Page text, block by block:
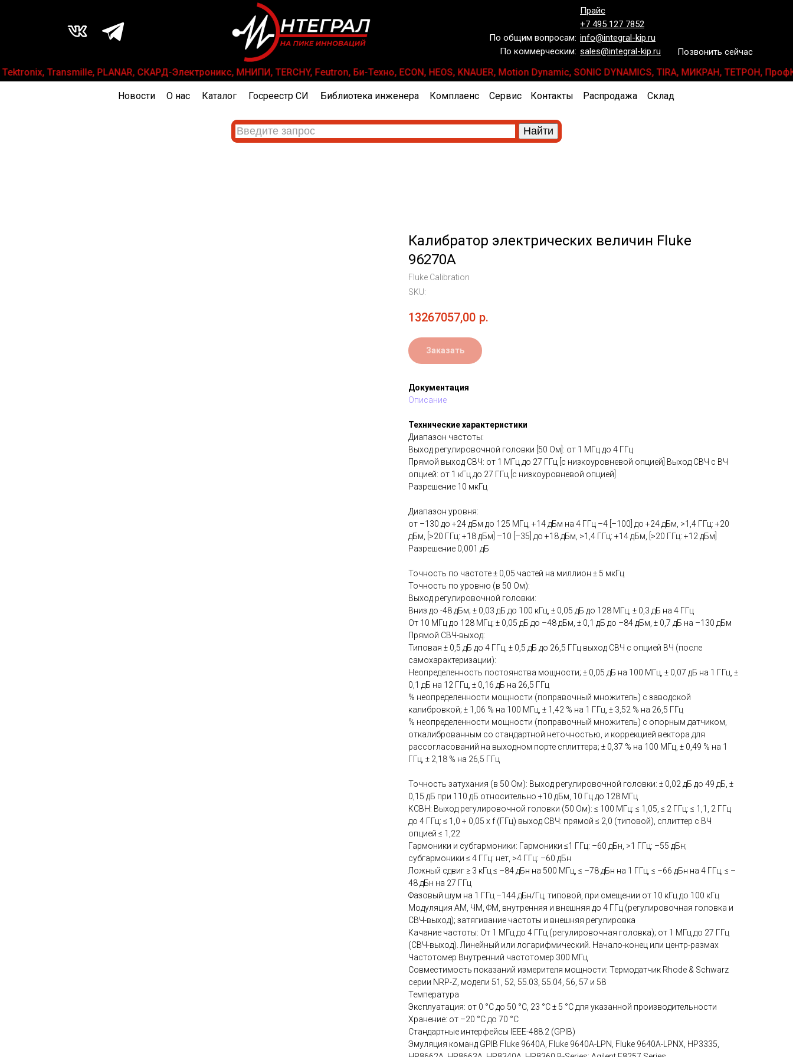
Прайс
+7 495 127 7852
info@integral-kip.ru
sales@integral-kip.ru
По общим вопросам:
По коммерческим:
Позвонить сейчас
Transmille, PLANAR, СКАРД-Электроникс, МНИПИ, TERCHY, Feutron, Би-Техно, ECON, HEOS, KNAUER, Motion Dynamic, SONIC DYNAMICS, TIRA, МИКРАН, ТЕТРОН, ПрофКиП,
Каталог
О нас Контакты
Госреестр СИ Библиотека инженера Комплаенс
Новости Сервис Распродажа Склад
Калибратор электрических величин Fluke
96270A
Fluke Calibration
SKU:
13267057,00 р.
Заказать
Документация
Описание
Технические характеристики
Диапазон частоты:
Выход регулировочной головки [50 Ом]: от 1 МГц до 4 ГГц
Прямой выход СВЧ: от 1 МГц до 27 ГГц [с низкоуровневой опцией] Выход СВЧ с ВЧ
опцией: от 1 кГц до 27 ГГц [с низкоуровневой опцией]
Разрешение 10 мкГц
Диапазон уровня:
от –130 до +24 дБм до 125 МГц, +14 дБм на 4 ГГц –4 [–100] до +24 дБм, >1,4 ГГц: +20
дБм, [>20 ГГц: +18 дБм] –10 [–35] до +18 дБм, >1,4 ГГц: +14 дБм, [>20 ГГц: +12 дБм]
Разрешение 0,001 дБ
Точность по частоте ± 0,05 частей на миллион ± 5 мкГц
Точность по уровню (в 50 Ом):
Выход регулировочной головки:
Вниз до -48 дБм; ± 0,03 дБ до 100 кГц, ± 0,05 дБ до 128 МГц, ± 0,3 дБ на 4 ГГц
От 10 МГц до 128 МГц; ± 0,05 дБ до –48 дБм, ± 0,1 дБ до –84 дБм, ± 0,7 дБ на –130 дБм
Прямой СВЧ-выход:
Типовая ± 0,5 дБ до 4 ГГц, ± 0,5 дБ до 26,5 ГГц выход СВЧ с опцией ВЧ (после
самохарактеризации):
Неопределенность постоянства мощности; ± 0,05 дБ на 100 МГц, ± 0,07 дБ на 1 ГГц, ±
0,1 дБ на 12 ГГц, ± 0,16 дБ на 26,5 ГГц
% неопределенности мощности (поправочный множитель) с заводской
калибровкой; ± 1,06 % на 100 МГц, ± 1,42 % на 1 ГГц, ± 3,52 % на 26,5 ГГц
% неопределенности мощности (поправочный множитель) с опорным датчиком,
откалиброванным со стандартной неточностью, и коррекцией вектора для
рассогласований на выходном порте сплиттера; ± 0,37 % на 100 МГц, ± 0,49 % на 1
ГГц, ± 2,18 % на 26,5 ГГц
Точность затухания (в 50 Ом): Выход регулировочной головки: ± 0,02 дБ до 49 дБ, ±
0,15 дБ при 110 дБ относительно +10 дБм, 10 Гц до 128 МГц
КСВН: Выход регулировочной головки (50 Ом): ≤ 100 МГц: ≤ 1,05, ≤ 2 ГГц: ≤ 1,1, 2 ГГц
до 4 ГГц: ≤ 1,0 + 0,05 x f (ГГц) выход СВЧ: прямой ≤ 2,0 (типовой), сплиттер с ВЧ
опцией ≤ 1,22
Гармоники и субгармоники: Гармоники ≤1 ГГц: –60 дБн, >1 ГГц: –55 дБн;
субгармоники ≤ 4 ГГц: нет, >4 ГГц: –60 дБн
Ложный сдвиг ≥ 3 кГц ≤ –84 дБн на 500 МГц, ≤ –78 дБн на 1 ГГц, ≤ –66 дБн на 4 ГГц, ≤ –
48 дБн на 27 ГГц
Фазовый шум на 1 ГГц –144 дБн/Гц, типовой, при смещении от 10 кГц до 100 кГц
Модуляция АМ, ЧМ, ФМ, внутренняя и внешняя до 4 ГГц (регулировочная головка и
СВЧ-выход); затягивание частоты и внешняя регулировка
Качание частоты: От 1 МГц до 4 ГГц (регулировочная головка); от 1 МГц до 27 ГГц
(СВЧ-выход). Линейный или логарифмический. Начало-конец или центр-размах
Частотомер Внутренний частотомер 300 МГц
Совместимость показаний измерителя мощности: Термодатчик Rhode & Schwarz
серии NRP-Z, модели 51, 52, 55.03, 55.04, 56, 57 и 58
Температура
Эксплуатация: от 0 °C до 50 °C, 23 °C ± 5 °C для указанной производительности
Хранение: от –20 °C до 70 °C
Стандартные интерфейсы IEEE-488.2 (GPIB)
Эмуляция команд GPIB Fluke 9640A, Fluke 9640A-LPN, Fluke 9640A-LPNX, HP3335,